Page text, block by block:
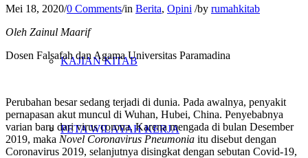
KAJIAN KITAB
PETA WILAYAH KERJA
Mei 18, 2020/0 Comments/in Berita, Opini /by rumahkitab
Oleh Zainul Maarif
Dosen Falsafah dan Agama Universitas Paramadina
Perubahan besar sedang terjadi di dunia. Pada awalnya, penyakit
pernapasan akut muncul di Wuhan, Hubei, China. Penyebabnya
varian baru dari virus corona. Karena mengada di bulan Desember
2019, maka Novel Coronavirus Pneumonia itu disebut dengan
Coronavirus 2019, selanjutnya disingkat dengan sebutan Covid-19,